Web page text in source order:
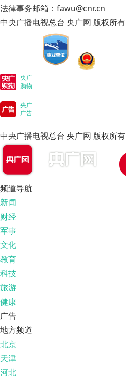
法律事务邮箱：fawu@cnr.cn
中央广播电视总台 央广网 版权所有
央广
购物
央广
广告
中央广播电视总台 央广网 版权所有
频道导航
新闻
财经
军事
文化
教育
科技
旅游
健康
广告
地方频道
北京
天津
河北